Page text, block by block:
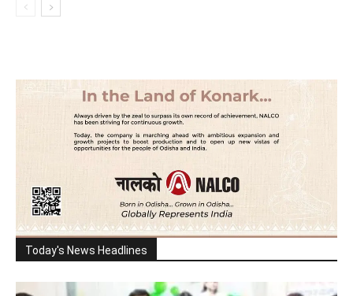
Today's News Headlines